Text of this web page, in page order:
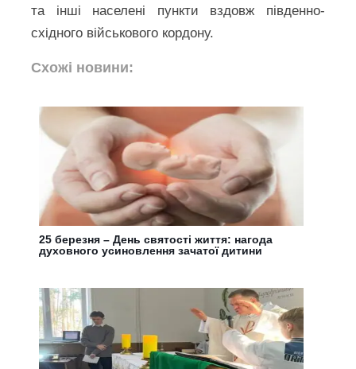
та інші населені пункти вздовж південно-
східного військового кордону.
Схожі новини:
25 березня – День святості життя: нагода
духовного усиновлення зачатої дитини